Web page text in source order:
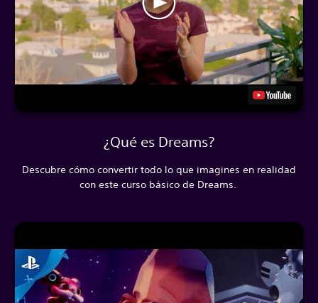
¿Qué es Dreams?
Descubre cómo convertir todo lo que imagines en realidad
con este curso básico de Dreams.